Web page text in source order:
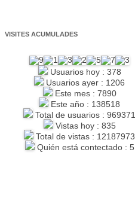
VISITES ACUMULADES
Usuarios hoy : 378
Usuarios ayer : 1206
Este mes : 7890
Este año : 138518
Total de usuarios : 969371
Vistas hoy : 835
Total de vistas : 12187973
Quién está contectado : 5